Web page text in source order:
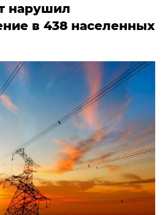
нарушил
в 438 населенных